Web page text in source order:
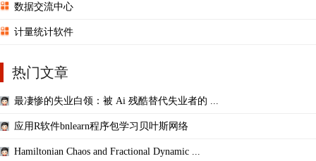
数据交流中心
计量统计软件
热门文章
最凄惨的失业白领：被 Ai 残酷替代失业者的 ...
应用R软件bnlearn程序包学习贝叶斯网络
Hamiltonian Chaos and Fractional Dynamic ...